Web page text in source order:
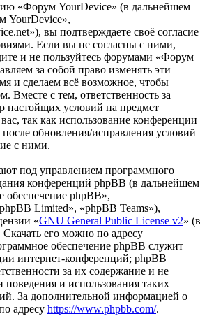
«Форум YourDevice» (в дальнейшем
YourDevice»,
вы подтверждаете своё согласие
Если вы не согласны с ними,
и не пользуйтесь форумами «Форум
за собой право изменять эти
и сделаем всё возможное, чтобы
Вместе с тем, ответственность за
настойщих условий на предмет
так как использование конференции
обновления/исправления условий
с ними.
под управлением программного
конференций phpBB (в дальнейшем
обеспечение phpBB»,
Limited», «phpBB Teams»),
«GNU General Public License v2» (в
его можно по адресу
обеспечение phpBB служит
интернет-конференций; phpBB
за их содержание и не
поведения и использования таких
За дополнительной информацией о
адресу https://www.phpbb.com/.